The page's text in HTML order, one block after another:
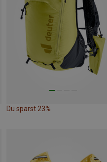
Du sparst 23%